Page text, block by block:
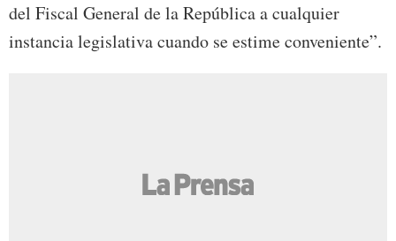
del Fiscal General de la República a cualquier
instancia legislativa cuando se estime conveniente”.